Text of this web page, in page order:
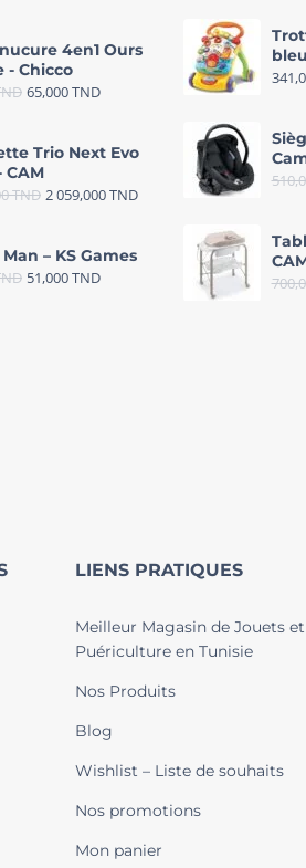
4en1 Ours
- Chicco
65,000TND
Trio Next Evo
CAM
TND 2 059,000TND
– KS Games
51,000TND
LIENS PRATIQUES
Meilleur Magasin de Jouets et
Puériculture en Tunisie
Nos Produits
Blog
Wishlist – Liste de souhaits
Nos promotions
Mon panier